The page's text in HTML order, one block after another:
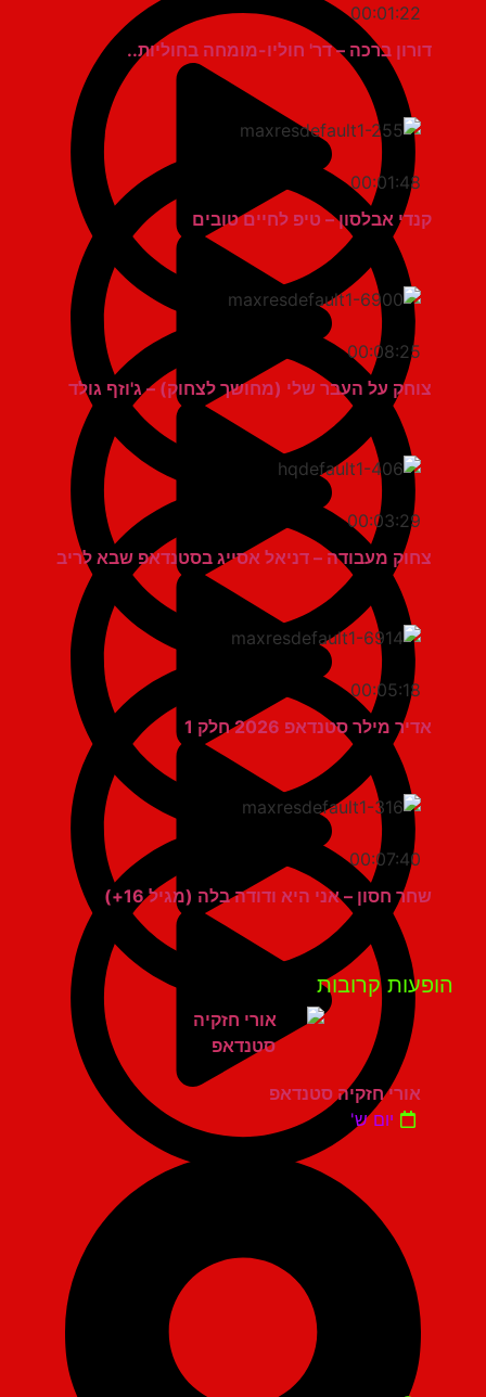
00:01:22
דורון ברכה – דר' חוליו-מומחה בחוליות..
00:01:48
קנדי אבלסון – טיפ לחיים טובים
00:08:25
צוחק על העבר שלי (מחושך לצחוק) – ג'וזף גולד
00:03:29
צחוק מעבודה – דניאל אסייג בסטנדאפ שבא לריב
00:05:18
אדיר מילר סטנדאפ 2026 חלק 1
00:07:40
שחר חסון – אני היא ודודה בלה (מגיל 16+)
קרובות
אורי חזקיה סטנדאפ
יום ש'